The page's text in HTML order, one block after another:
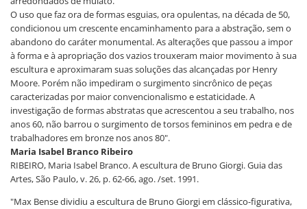
O uso que faz ora de formas esguias, ora opulentas, na década de 50,
condicionou um crescente encaminhamento para a abstração, sem o
abandono do caráter monumental. As alterações que passou a impor
à forma e à apropriação dos vazios trouxeram maior movimento à sua
escultura e aproximaram suas soluções das alcançadas por Henry
Moore. Porém não impediram o surgimento sincrônico de peças
caracterizadas por maior convencionalismo e estaticidade. A
investigação de formas abstratas que acrescentou a seu trabalho, nos
anos 60, não barrou o surgimento de torsos femininos em pedra e de
trabalhadores em bronze nos anos 80".
Maria Isabel Branco Ribeiro
RIBEIRO, Maria Isabel Branco. A escultura de Bruno Giorgi. Guia das
Artes, São Paulo, v. 26, p. 62-66, ago. /set. 1991.
"Max Bense dividiu a escultura de Bruno Giorgi em clássico-figurativa,